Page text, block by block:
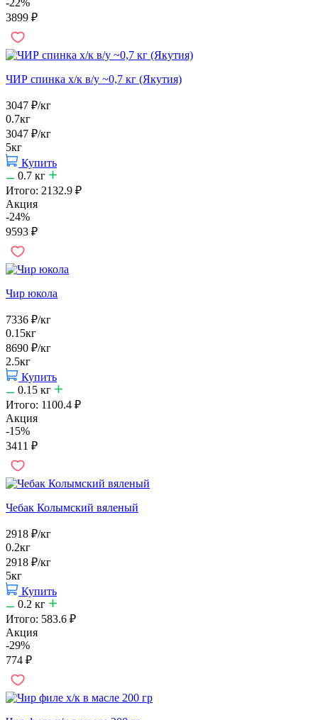
3899 ₽
ЧИР спинка х/к в/у ~0,7 кг (Якутия)
3047 ₽/кг
0.7кг
3047 ₽/кг
5кг
Купить
0.7 кг
Итого: 2132.9 ₽
Акция
-24%
9593 ₽
Чир юкола
7336 ₽/кг
0.15кг
8690 ₽/кг
2.5кг
Купить
0.15 кг
Итого: 1100.4 ₽
Акция
-15%
3411 ₽
Чебак Колымский вяленый
2918 ₽/кг
0.2кг
2918 ₽/кг
5кг
Купить
0.2 кг
Итого: 583.6 ₽
Акция
-29%
774 ₽